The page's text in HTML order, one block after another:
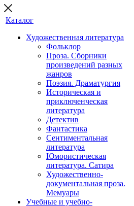
Каталог
Художественная литература
Фольклор
Проза. Сборники
произведений разных
жанров
Поэзия. Драматургия
Историческая и
приключенческая
литература
Детектив
Фантастика
Сентиментальная
литература
Юмористическая
литература. Сатира
Художественно-
документальная проза.
Мемуары
Учебные и учебно-